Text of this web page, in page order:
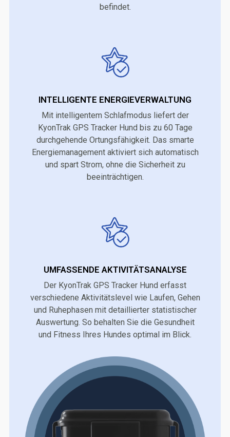
befindet.
INTELLIGENTE ENERGIEVERWALTUNG
Mit intelligentem Schlafmodus liefert der
KyonTrak GPS Tracker Hund bis zu 60 Tage
durchgehende Ortungsfähigkeit. Das smarte
Energiemanagement aktiviert sich automatisch
und spart Strom, ohne die Sicherheit zu
beeinträchtigen.
UMFASSENDE AKTIVITÄTSANALYSE
Der KyonTrak GPS Tracker Hund erfasst
verschiedene Aktivitätslevel wie Laufen, Gehen
und Ruhephasen mit detaillierter statistischer
Auswertung. So behalten Sie die Gesundheit
und Fitness Ihres Hundes optimal im Blick.